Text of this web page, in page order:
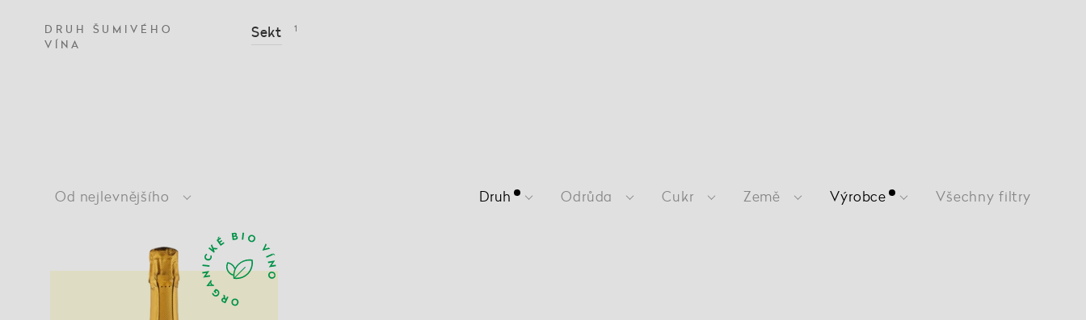
DRUH ŠUMIVÉHO
VÍNA
Sekt 1
Od nejlevnějšího Druh Odrůda Cukr Země Výrobce Všechny filtry